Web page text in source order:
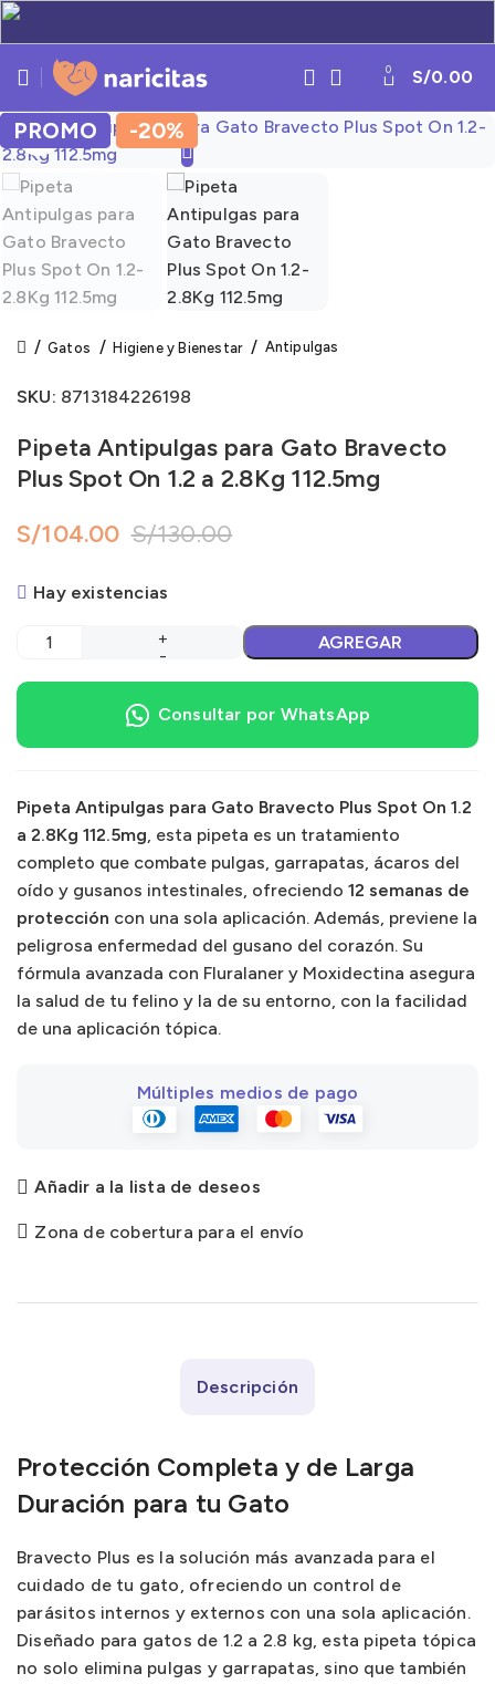
0 S/0.00
PROMO -20%
PROMO -20%
Click to enlarge
Gatos Higiene y Bienestar Antipulgas
SKU: 8713184226198
Pipeta Antipulgas para Gato Bravecto
Plus Spot On 1.2 a 2.8Kg 112.5mg
S/130.00
S/104.00
Hay existencias
AGREGAR
Consultar por WhatsApp
Pipeta Antipulgas para Gato Bravecto Plus Spot On 1.2
a 2.8Kg 112.5mg, esta pipeta es un tratamiento
completo que combate pulgas, garrapatas, ácaros del
oído y gusanos intestinales, ofreciendo 12 semanas de
protección con una sola aplicación. Además, previene la
peligrosa enfermedad del gusano del corazón. Su
fórmula avanzada con Fluralaner y Moxidectina asegura
la salud de tu felino y la de su entorno, con la facilidad
de una aplicación tópica.
Múltiples medios de pago
Añadir a la lista de deseos
Zona de cobertura para el envío
Descripción
Protección Completa y de Larga
Duración para tu Gato
Bravecto Plus es la solución más avanzada para el
cuidado de tu gato, ofreciendo un control de
parásitos internos y externos con una sola aplicación.
Diseñado para gatos de 1.2 a 2.8 kg, esta pipeta tópica
no solo elimina pulgas y garrapatas, sino que también